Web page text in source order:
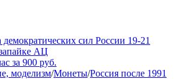
сил России 19-21
АЦ
за 900 руб.
моделизм/Монеты/Россия после 1991